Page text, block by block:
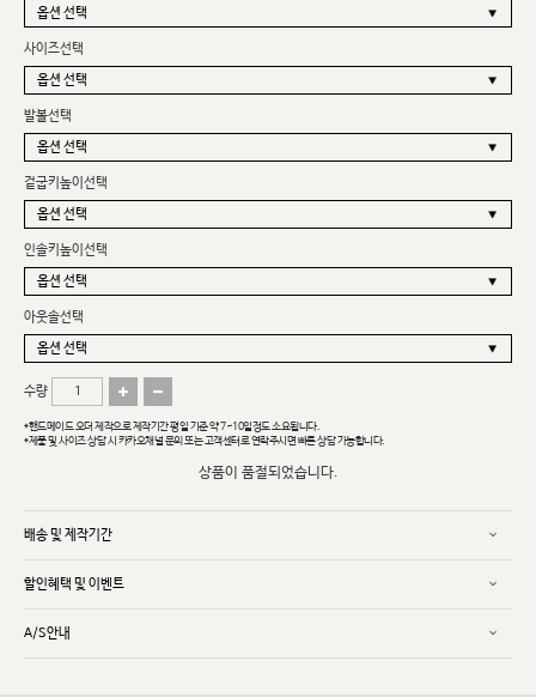
사이즈선택
발볼선택
겉굽키높이선택
인솔키높이선택
아웃솔선택
수량
*핸드메이드 오더 제작으로 제작기간 평일 기준 약 7~10일정도 소요됩니다.
*제품 및 사이즈 상담 시 카카오채널 문의 또는 고객센터로 연락주시면 빠른 상담 가능합니다.
상품이 품절되었습니다.
배송 및 제작기간
할인혜택 및 이벤트
A/S안내